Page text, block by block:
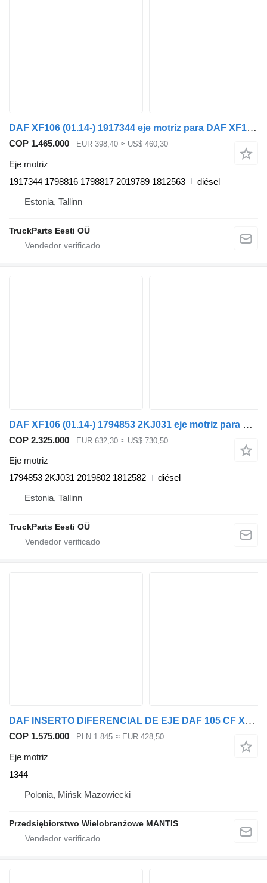
DAF XF106 (01.14-) 1917344 eje motriz para DAF XF106 (01.14-) cabeza tractora
COP 1.465.000 EUR 398,40 ≈ US$ 460,30
Eje motriz
1917344 1798816 1798817 2019789 1812563
diésel
Estonia, Tallinn
TruckParts Eesti OÜ
DAF XF106 (01.14-) 1794853 2KJ031 eje motriz para DAF XF106 (2014-) cabeza tractora
COP 2.325.000 EUR 632,30 ≈ US$ 730,50
Eje motriz
1794853 2KJ031 2019802 1812582
diésel
Estonia, Tallinn
TruckParts Eesti OÜ
DAF INSERTO DIFERENCIAL DE EJE DAF 105 CF XF 1344 2.53 eje motriz para cabeza tractora
COP 1.575.000 PLN 1.845 ≈ EUR 428,50
Eje motriz
1344
Polonia, Mińsk Mazowiecki
Przedsiębiorstwo Wielobranżowe MANTIS